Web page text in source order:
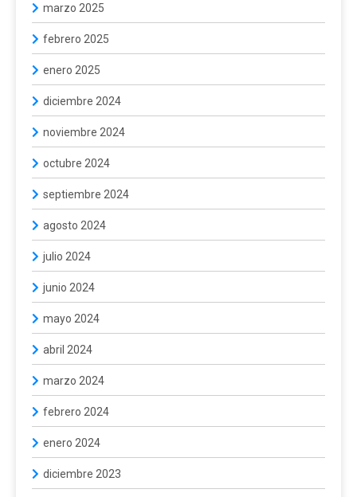
marzo 2025
febrero 2025
enero 2025
diciembre 2024
noviembre 2024
octubre 2024
septiembre 2024
agosto 2024
julio 2024
junio 2024
mayo 2024
abril 2024
marzo 2024
febrero 2024
enero 2024
diciembre 2023